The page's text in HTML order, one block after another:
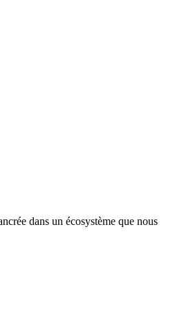
dans un écosystème que nous